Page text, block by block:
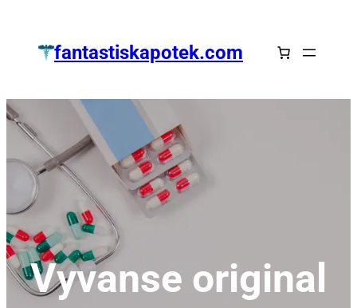
springenfantastiskapotek.com
Vyvanse original